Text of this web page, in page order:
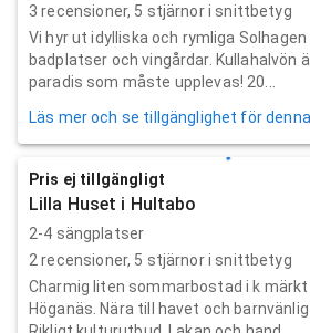
3 recensioner, 5 stjärnor i snittbetyg
Vi hyr ut idylliska och rymliga
badplatser och vingårdar. Kullahalvön
paradis som måste upplevas! 20...
Läs mer och se tillgänglighet för
Pris ej tillgängligt
Lilla Huset i Hultabo
2-4 sängplatser
2 recensioner, 5 stjärnor i snittbetyg
Charmig liten sommarbostad i k
Höganäs. Nära till havet och